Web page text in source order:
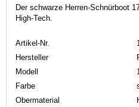
Der schwarze Herren-Schnürboot
High-Tech.
Artikel-Nr.
Hersteller
Modell
Farbe
Obermaterial